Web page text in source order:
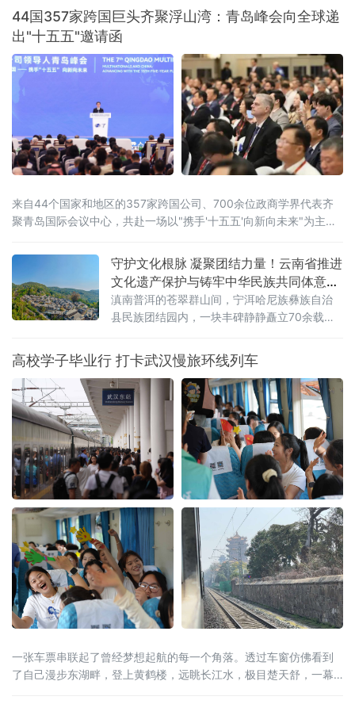
44国357家跨国巨头齐聚浮山湾：青岛峰会向全球递
出"十五五"邀请函
来自44个国家和地区的357家跨国公司、700余位政商学界代表齐
聚青岛国际会议中心，共赴一场以"携手'十五五'向新向未来"为主题
守护文化根脉 凝聚团结力量！云南省推进
文化遗产保护与铸牢中华民族共同体意识
深度融合
滇南普洱的苍翠群山间，宁洱哈尼族彝族自治
县民族团结园内，一块丰碑静静矗立70余载。
誓词碑，镌刻着云南26个世居民族“从此我们一
心一德，团结到底，在中国共产党的领导下，
誓为建设平等自由幸福的大家庭而奋斗”的铮铮
誓言。它是云南各民族手足相亲、守望相助的
历史见证，更是全省深耕文化遗产保护、活化
文脉资源、铸牢中华
高校学子毕业行 打卡武汉慢旅环线列车
一张车票串联起了曾经梦想起航的每一个角落。透过车窗仿佛看到
了自己漫步东湖畔，登上黄鹤楼，远眺长江水，极目楚天舒，一幕